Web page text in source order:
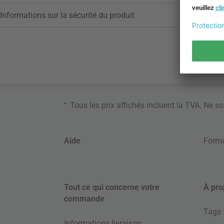
Informations sur la sécurité du produit
* Tous les prix affichés incluent la TVA. Ne
Aide
Tout ce qui concerne votre
commande
À
Tags